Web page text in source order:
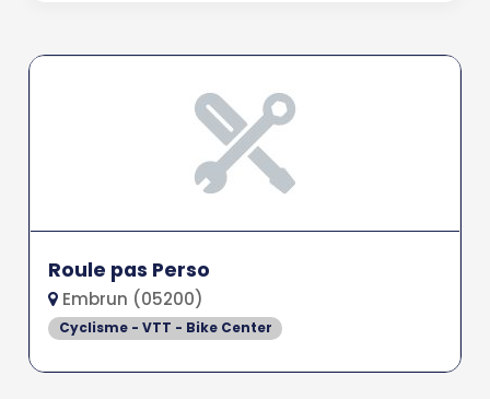
Roule pas Perso
Embrun (05200)
Cyclisme - VTT - Bike Center